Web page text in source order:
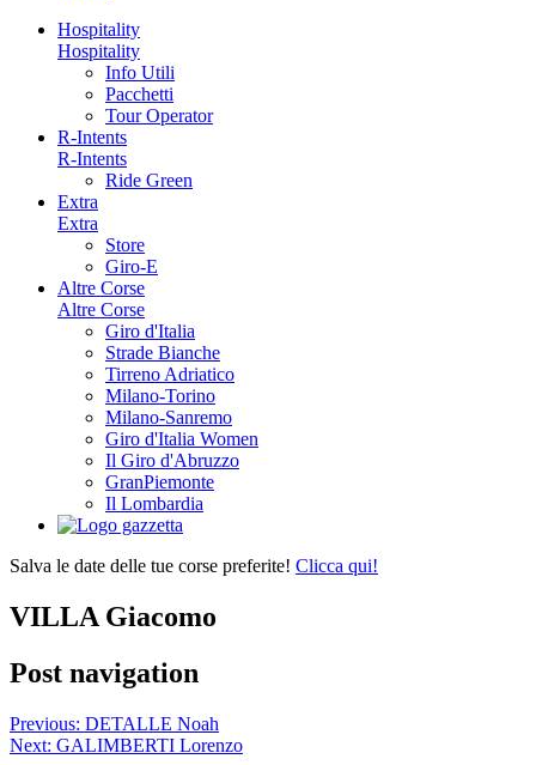
Hospitality
Hospitality
Info Utili
Pacchetti
Tour Operator
R-Intents
R-Intents
Ride Green
Extra
Extra
Store
Giro-E
Altre Corse
Altre Corse
Giro d'Italia
Strade Bianche
Tirreno Adriatico
Milano-Torino
Milano-Sanremo
Giro d'Italia Women
Il Giro d'Abruzzo
GranPiemonte
Il Lombardia
Salva le date delle tue corse preferite! Clicca qui!
VILLA Giacomo
Post navigation
Previous: DETALLE Noah
Next: GALIMBERTI Lorenzo